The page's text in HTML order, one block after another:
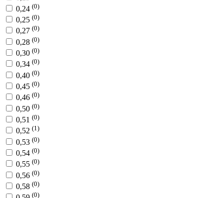
0,24 (0)
0,25 (0)
0,27 (0)
0,28 (0)
0,30 (0)
0,34 (0)
0,40 (0)
0,45 (0)
0,46 (0)
0,50 (0)
0,51 (0)
0,52 (1)
0,53 (0)
0,54 (0)
0,55 (0)
0,56 (0)
0,58 (0)
(0)